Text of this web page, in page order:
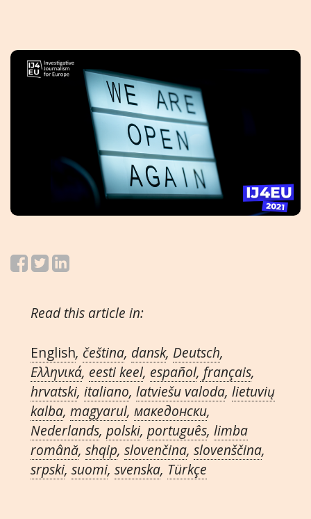
Read this article in:
English, čeština, dansk, Deutsch,
Ελληνικά, eesti keel, español, français,
hrvatski, italiano, latviešu valoda, lietuvių
kalba, magyarul, македонски,
Nederlands, polski, português, limba
română, shqip, slovenčina, slovenščina,
srpski, suomi, svenska, Türkçe